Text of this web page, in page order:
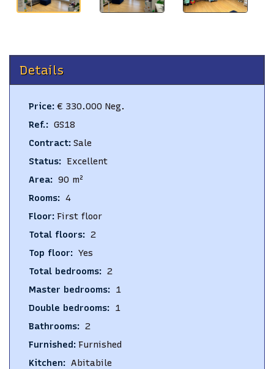
Details
Price: € 330.000 Neg.
Ref.: GS18
Contract: Sale
Status: Excellent
Area: 90 m²
Rooms: 4
Floor: First floor
Total floors: 2
Top floor: Yes
Total bedrooms: 2
Master bedrooms: 1
Double bedrooms: 1
Bathrooms: 2
Furnished: Furnished
Kitchen: Abitabile